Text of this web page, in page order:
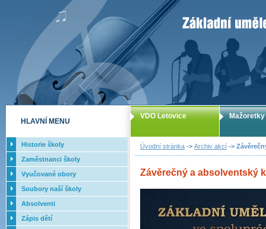
ZUŠ Letovice
Úvodní stránka -> Archiv akcí ->
Závěrečný a absolventský
VDO Letovice Mažoretky
HLAVNÍ MENU
Historie školy
Zaměstnanci školy
Vyučované obory
Soubory naší školy
Absolventi
Zápis dětí